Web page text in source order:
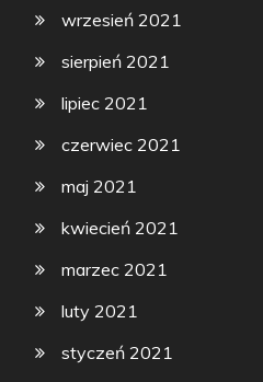
wrzesień 2021
sierpień 2021
lipiec 2021
czerwiec 2021
maj 2021
kwiecień 2021
marzec 2021
luty 2021
styczeń 2021